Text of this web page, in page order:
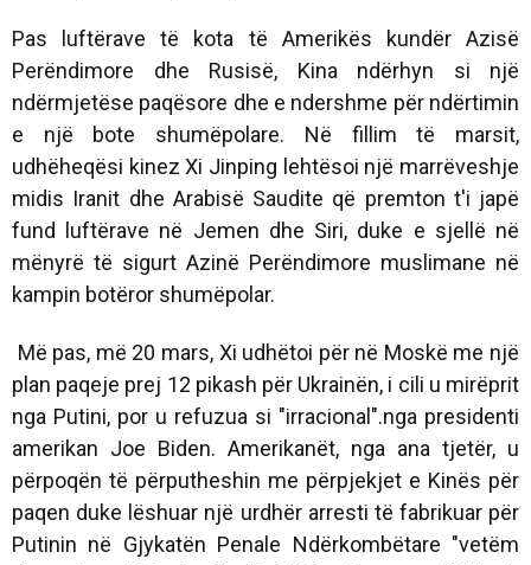
Pas luftërave të kota të Amerikës kundër Azisë
Perëndimore dhe Rusisë, Kina ndërhyn si një
ndërmjetëse paqësore dhe e ndershme për ndërtimin
e një bote shumëpolare. Në fillim të marsit,
udhëheqësi kinez Xi Jinping lehtësoi një marrëveshje
midis Iranit dhe Arabisë Saudite që premton t'i japë
fund luftërave në Jemen dhe Siri, duke e sjellë në
mënyrë të sigurt Azinë Perëndimore muslimane në
kampin botëror shumëpolar.
Më pas, më 20 mars, Xi udhëtoi për në Moskë me një
plan paqeje prej 12 pikash për Ukrainën, i cili u mirëprit
nga Putini, por u refuzua si "irracional".nga presidenti
amerikan Joe Biden. Amerikanët, nga ana tjetër, u
përpoqën të përputheshin me përpjekjet e Kinës për
paqen duke lëshuar një urdhër arresti të fabrikuar për
Putinin në Gjykatën Penale Ndërkombëtare "vetëm